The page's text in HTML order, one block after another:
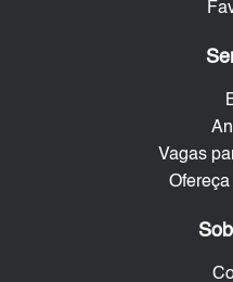
Vagas
Ofereça